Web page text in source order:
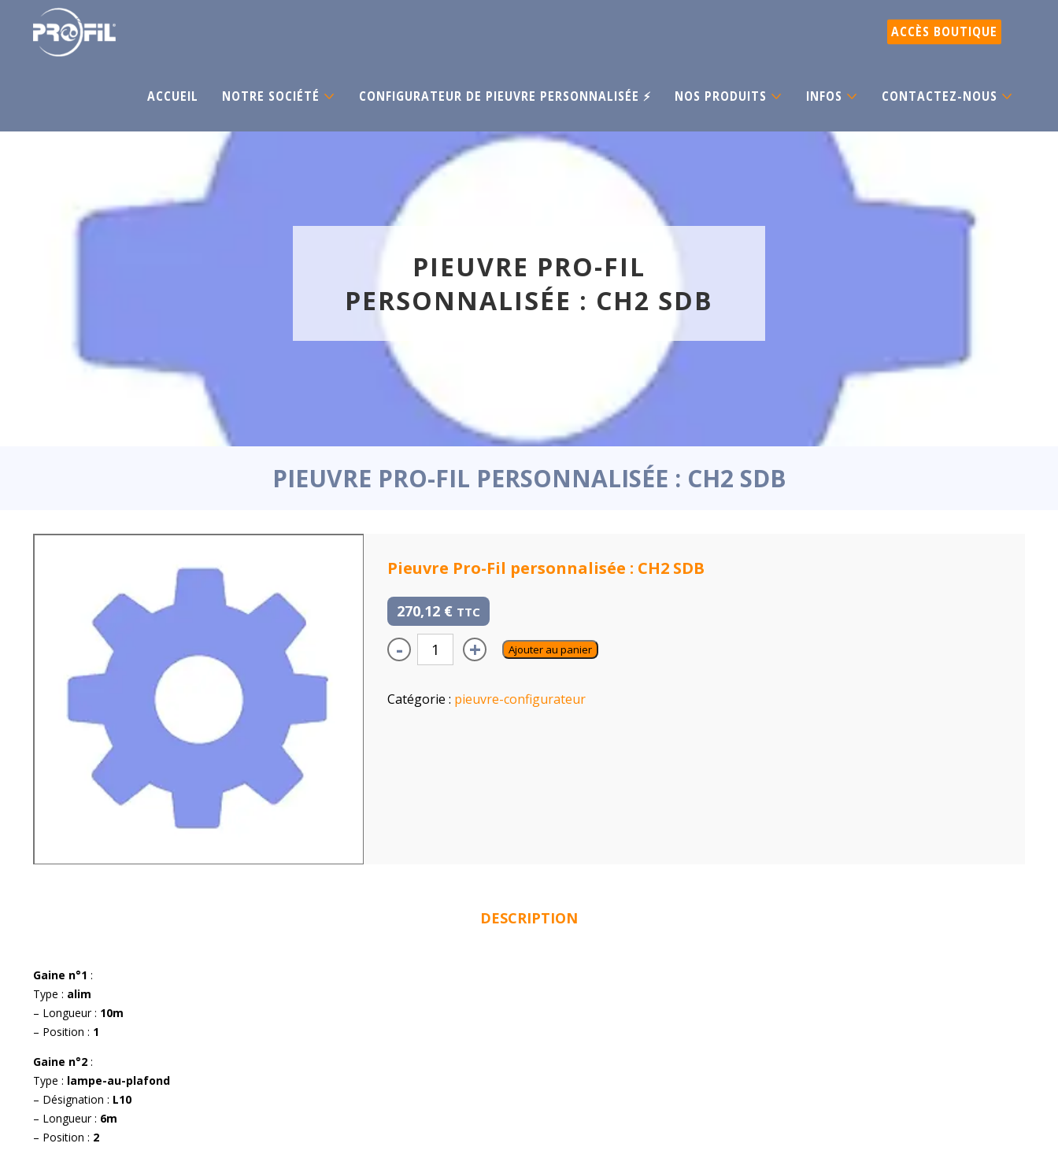
ACCÈS BOUTIQUE
ACCUEIL NOTRE SOCIÉTÉ CONFIGURATEUR DE PIEUVRE PERSONNALISÉE ⚡ NOS PRODUITS INFOS CONTACTEZ-NOUS
PIEUVRE PRO-FIL
PERSONNALISÉE : CH2 SDB
PIEUVRE PRO-FIL PERSONNALISÉE : CH2 SDB
Pieuvre Pro-Fil personnalisée : CH2 SDB
270,12 € TTC
- + Ajouter au panier
Catégorie : pieuvre-configurateur
DESCRIPTION
Gaine n°1 :
Type : alim
– Longueur : 10m
– Position : 1
Gaine n°2 :
Type : lampe-au-plafond
– Désignation : L10
– Longueur : 6m
– Position : 2